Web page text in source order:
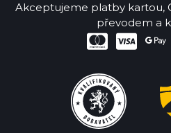
Akceptujeme platby kartou,
převodem a